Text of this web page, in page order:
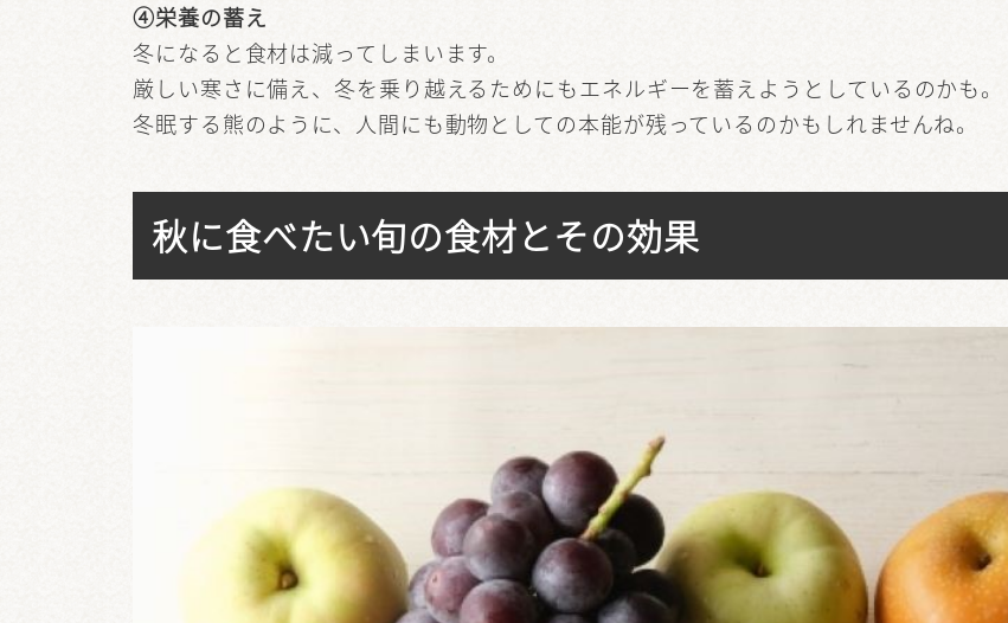
④栄養の蓄え
冬になると食材は減ってしまいます。
厳しい寒さに備え、冬を乗り越えるためにもエネルギーを蓄えようとしているのかも。
冬眠する熊のように、人間にも動物としての本能が残っているのかもしれませんね。
秋に食べたい旬の食材とその効果